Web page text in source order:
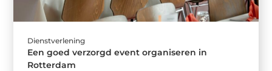
Dienstverlening
Een goed verzorgd event organiseren in
Rotterdam